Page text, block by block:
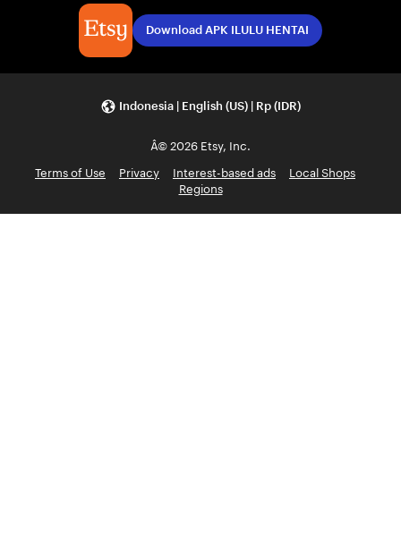
Download APK ILULU HENTAI
Indonesia | English (US) | Rp (IDR)
Â© 2026 Etsy, Inc.
Terms of Use
Privacy Interest-based ads
Local Shops
Regions